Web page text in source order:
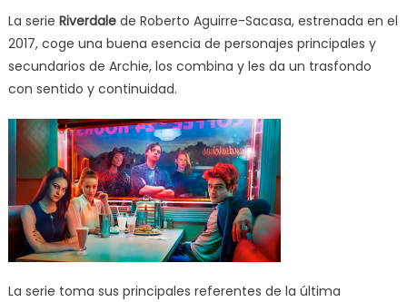
La serie Riverdalede Roberto Aguirre-Sacasa, estrenada en el
2017, coge una buena esencia de personajes principales y
secundarios de Archie, los combina y les da un trasfondo
con sentido y continuidad.
La serie toma sus principales referentes de la última